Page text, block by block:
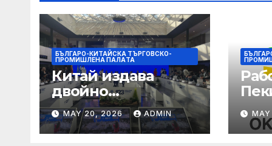
БЪЛГАРО-КИТАЙСКА ТЪРГОВСКО-
ПРОМИШЛЕНА ПАЛAТА
Китай издава
двойно
предупреждение
за силен дъжд и
пясъчни бури
MAY 20, 2026 ADMIN